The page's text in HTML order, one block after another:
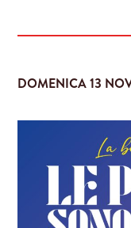
DOMENICA 13